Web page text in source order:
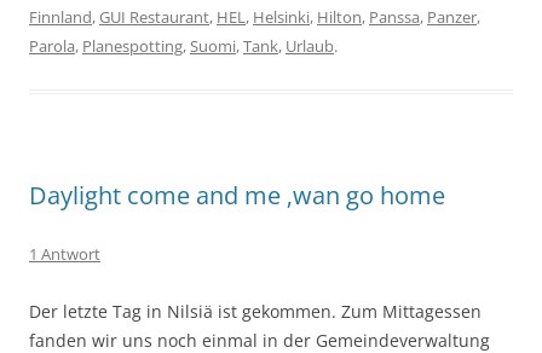
Finnland,GUI Restaurant, HEL, Helsinki, Hilton, Panssa, Panzer,
Parola, Planespotting,Suomi,Tank, Urlaub.
Daylight come and me ‚wan go home
1 Antwort
Der letzte Tag in Nilsiä ist gekommen. Zum Mittagessen
fanden wir uns noch einmal in der Gemeindeverwaltung